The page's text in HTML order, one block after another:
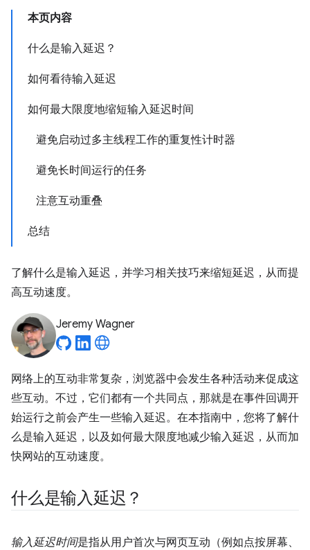
本页内容
什么是输入延迟？
如何看待输入延迟
如何最大限度地缩短输入延迟时间
避免启动过多主线程工作的重复性计时器
避免长时间运行的任务
注意互动重叠
总结
了解什么是输入延迟，并学习相关技巧来缩短延迟，从而提
高互动速度。
Jeremy Wagner
网络上的互动非常复杂，浏览器中会发生各种活动来促成这
些互动。不过，它们都有一个共同点，那就是在事件回调开
始运行之前会产生一些输入延迟。在本指南中，您将了解什
么是输入延迟，以及如何最大限度地减少输入延迟，从而加
快网站的互动速度。
什么是输入延迟？
输入延迟时间是指从用户首次与网页互动（例如点按屏幕、